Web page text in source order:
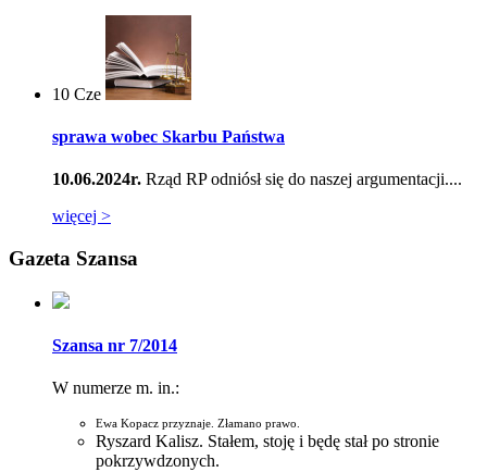
10 Cze
sprawa wobec Skarbu Państwa
10.06.2024r. Rząd RP odniósł się do naszej argumentacji....
więcej >
Gazeta Szansa
Szansa nr 7/2014
W numerze m. in.:
Ewa Kopacz przyznaje. Złamano prawo.
Ryszard Kalisz. Stałem, stoję i będę stał po stronie
pokrzywdzonych.